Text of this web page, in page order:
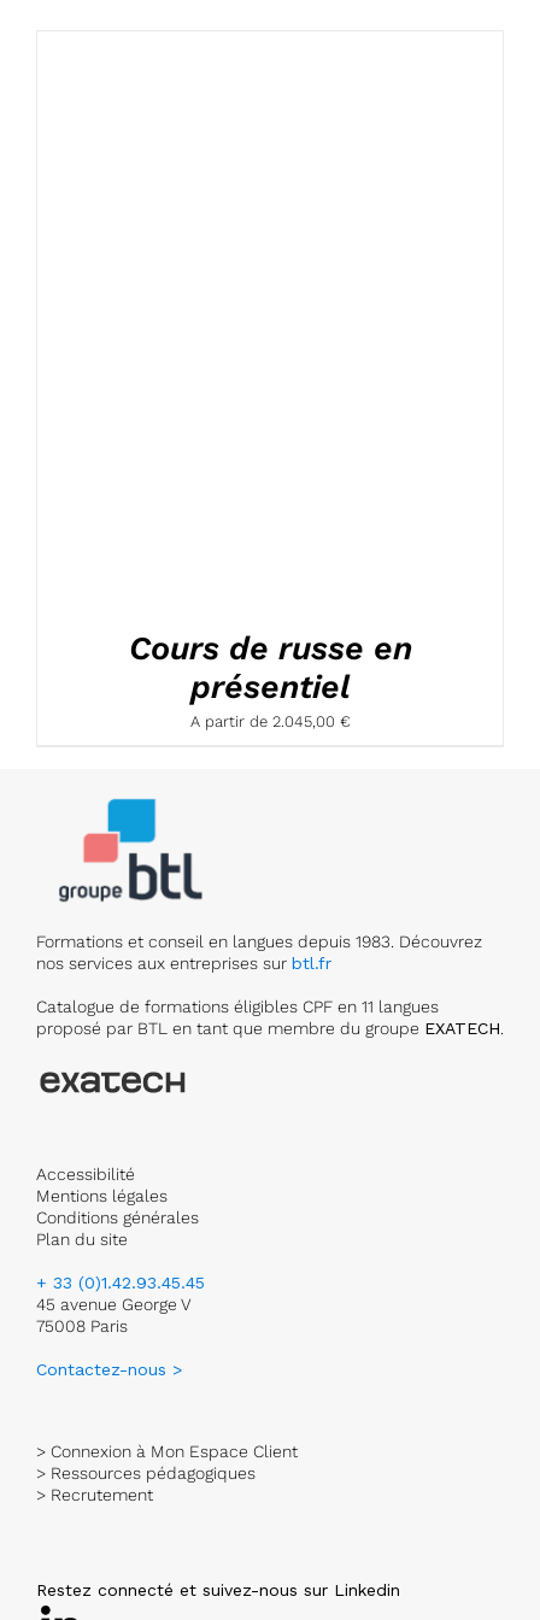
Cours de russe en
présentiel
A partir de 2.045,00 €
Formations et conseil en langues depuis 1983. Découvrez
nos services aux entreprises sur btl.fr
Catalogue de formations éligibles CPF en 11 langues
proposé par BTL en tant que membre du groupe EXATECH
Accessibilité
Mentions légales
Conditions générales
Plan du site
+ 33 (0)1.42.93.45.45
45 avenue George V
75008 Paris
Contactez-nous >
> Connexion à Mon Espace Client
> Ressources pédagogiques
> Recrutement
Restez connecté et suivez-nous sur Linkedin